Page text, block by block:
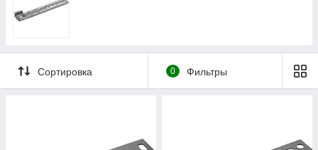
Сортировка 0 Фильтры